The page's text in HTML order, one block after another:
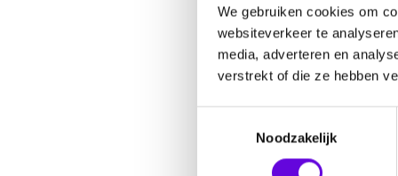
We gebruiken cookies om
websiteverkeer te
media, adverteren en
verstrekt of die ze hebben
Noodzakelijk
Door